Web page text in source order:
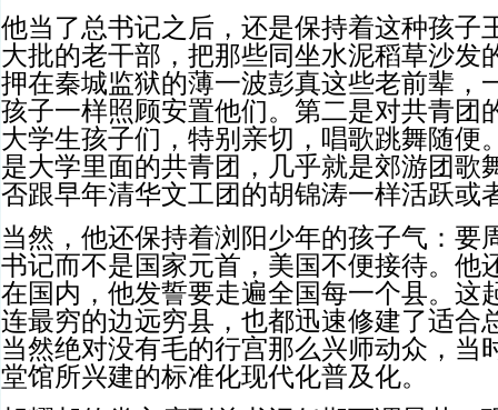
他当了总书记之后，还是保持着这种孩子
大批的老干部，把那些同坐水泥稻草沙发
押在秦城监狱的薄一波彭真这些老前辈，
孩子一样照顾安置他们。第二是对共青团
大学生孩子们，特别亲切，唱歌跳舞随便
是大学里面的共青团，几乎就是郊游团歌
否跟早年清华文工团的胡锦涛一样活跃或
当然，他还保持着浏阳少年的孩子气：要
书记而不是国家元首，美国不便接待。他
在国内，他发誓要走遍全国每一个县。这
连最穷的边远穷县，也都迅速修建了适合
当然绝对没有毛的行宫那么兴师动众，当
堂馆所兴建的标准化现代化普及化。